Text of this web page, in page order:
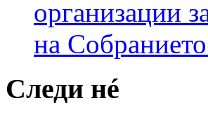
организации
на
Следи нé